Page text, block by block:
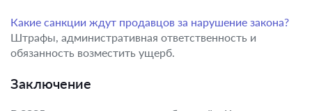
Какие санкции ждут продавцов за нарушение закона?
Штрафы, административная ответственность и
обязанность возместить ущерб.
Заключение